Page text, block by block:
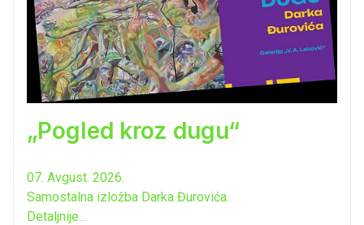
„Pogled kroz dugu“
07. Avgust. 2026.
Samostalna izložba Darka Đurovića.
Detaljnije...